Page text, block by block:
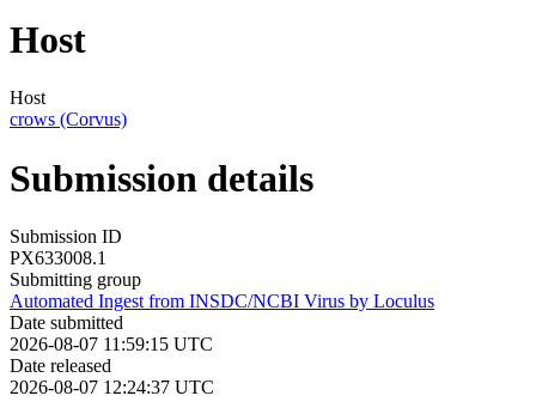
Host
Host
crows (Corvus)
Submission details
Submission ID
PX633008.1
Submitting group
Automated Ingest from INSDC/NCBI Virus by Loculus
Date submitted
2026-08-07 11:59:15 UTC
Date released
2026-08-07 12:24:37 UTC